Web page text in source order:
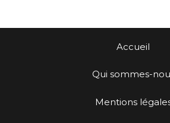
Accueil
Qui sommes-
Mentions